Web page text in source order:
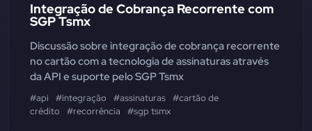
Integração de Cobrança Recorrente com
SGP Tsmx
Discussão sobre integração de cobrança recorrente
no cartão com a tecnologia de assinaturas através
da API e suporte pelo SGP Tsmx
#api #integração #assinaturas #cartão de
crédito
#recorrência #sgp tsmx